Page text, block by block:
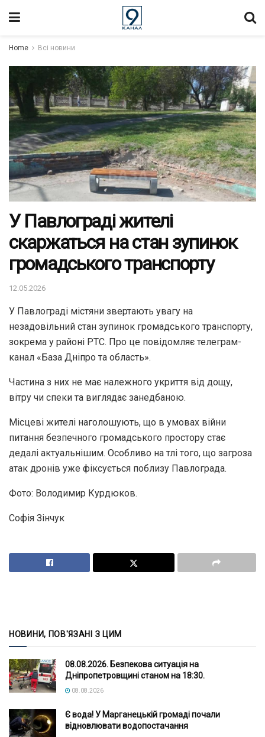
Home Всі новини
У Павлограді жителі
скаржаться на стан зупинок
громадського транспорту
12.05.2026
У Павлограді містяни звертають увагу на
незадовільний стан зупинок громадського транспорту,
зокрема у районі РТС. Про це повідомляє телеграм-
канал «База Дніпро та область».
Частина з них не має належного укриття від дощу,
вітру чи спеки та виглядає занедбаною.
Місцеві жителі наголошують, що в умовах війни
питання безпечного громадського простору стає
дедалі актуальнішим. Особливо на тлі того, що загроза
атак дронів уже фіксується поблизу Павлограда.
Фото: Володимир Курдюков.
Софія Зінчук
НОВИНИ, ПОВ'ЯЗАНІ З ЦИМ
08.08.2026. Безпекова ситуація на
Дніпропетровщині станом на 18:30.
08.08.2026
Є вода! У Марганецькій громаді почали
відновлювати водопостачання